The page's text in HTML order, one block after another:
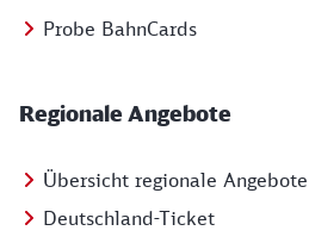
Probe BahnCards
Regionale Angebote
Übersicht regionale Angebote
Deutschland-Ticket